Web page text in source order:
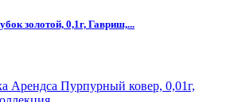
золотой, 0,1г, Гавриш,...